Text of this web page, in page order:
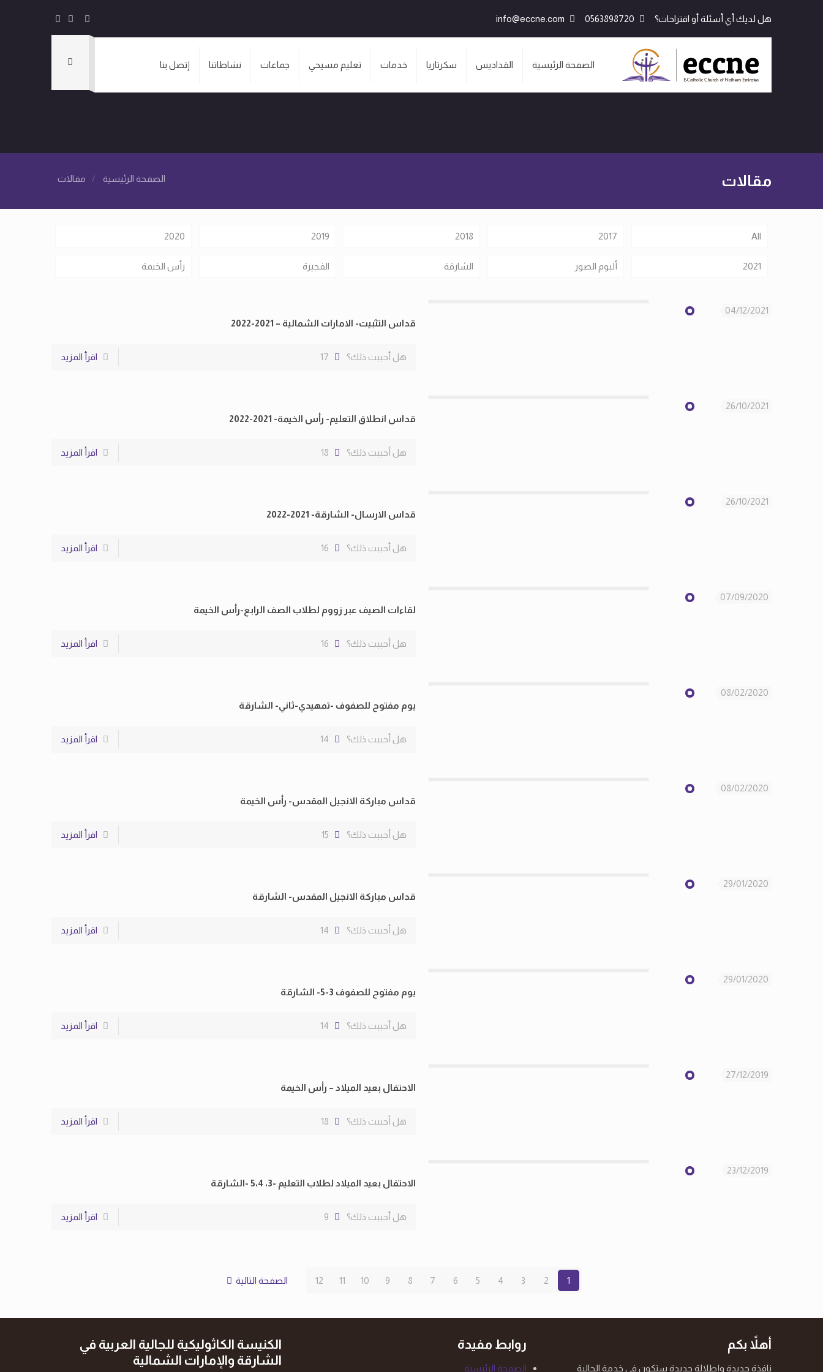
هل لديك أي أسئلة أو اقتراحات؟ 0563898720
info@eccne.com
الصفحة الرئيسية القداديس سكرتاريا خدمات تعليم مسيحي جماعات نشاطاتنا إتصل بنا
مقالات الصفحة الرئيسية / مقالات
All
2017
2018
2019
2020
2021 ألبوم الصور الشارقة الفجيرة رأس الخيمة
04/12/2021
قداس التثبيت- الامارات الشمالية – 2021-2022
هل أحببت ذلك؟ 17 اقرأ المزيد
26/10/2021
قداس انطلاق التعليم- رأس الخيمة- 2021-2022
هل أحببت ذلك؟ 18 اقرأ المزيد
26/10/2021
قداس الارسال- الشارقة- 2021-2022
هل أحببت ذلك؟ 16 اقرأ المزيد
07/09/2020
لقاءات الصيف عبر زووم لطلاب الصف الرابع-رأس الخيمة
هل أحببت ذلك؟ 16 اقرأ المزيد
08/02/2020
يوم مفتوح للصفوف -تمهيدي-ثاني- الشارقة
هل أحببت ذلك؟ 14 اقرأ المزيد
08/02/2020
قداس مباركة الانجيل المقدس- رأس الخيمة
هل أحببت ذلك؟ 15 اقرأ المزيد
29/01/2020
قداس مباركة الانجيل المقدس- الشارقة
هل أحببت ذلك؟ 14 اقرأ المزيد
29/01/2020
يوم مفتوح للصفوف 3-5- الشارقة
هل أحببت ذلك؟ 14 اقرأ المزيد
27/12/2019
الاحتفال بعيد الميلاد – رأس الخيمة
هل أحببت ذلك؟ 18 اقرأ المزيد
23/12/2019
الاحتفال بعيد الميلاد لطلاب التعليم -3، 5،4 -الشارقة
هل أحببت ذلك؟ 9 اقرأ المزيد
1
2
3
4
5
6
7
8
9
10
11
12 الصفحة التالية
أهلاً بكم
نافذة جديدة وإطلالة جديدة ستكون في خدمة الجالية
روابط مفيدة
الصفحة الرئيسية
الكنيسة الكاثوليكية للجالية العربية في
الشارقة والإمارات الشمالية